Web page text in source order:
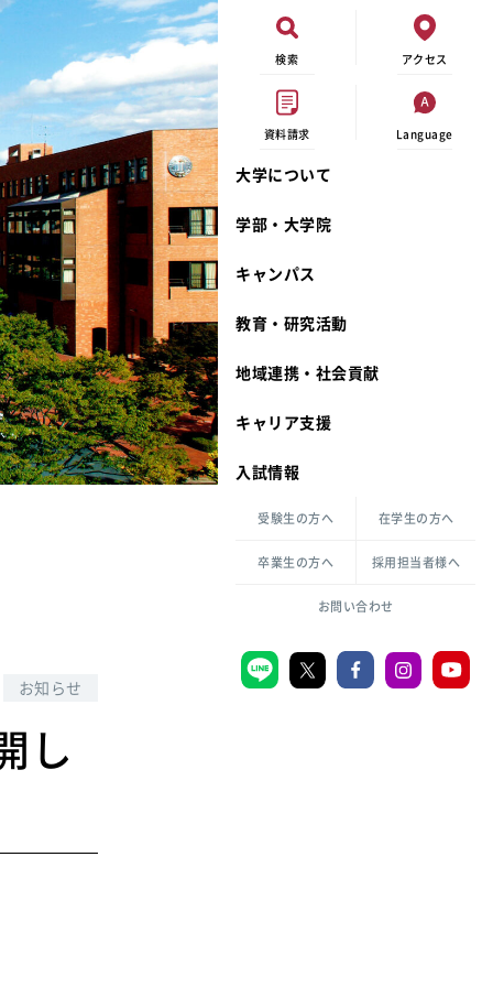
検索 アクセス
資料請求 Language
大学について
宮城学院 校歌
礼拝堂
カリキュラム・ポリシー
倫理憲章
ハラスメントの防止
共生のための多様性宣言
学部・大学院
生活文化デザイン学科
一般教育課程
キャンパス
奨学金
大学祭
キャンパスメンバーズ
教職センター
学芸員課程
図書館司書課程
教育・研究活動動物実験に関する情報公開
キリスト教文化研究所
生活環境科学研究所
地域連携・社会貢献
カリキュラム・入室方法
キャリア支援
入試情報
受験生の方へ 在学生の方へ
卒業生の方へ 採用担当者様へ
お問い合わせ
お知らせ
し